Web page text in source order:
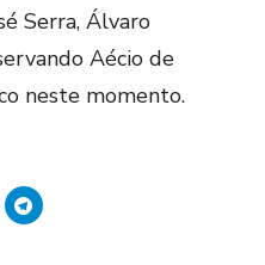
Serra, Álvaro
Aécio de
neste momento.